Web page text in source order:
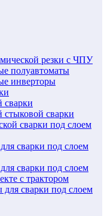
резки с ЧПУ
полуавтоматы
инверторы
сварки
сварки под слоем
сварки под слоем
сварки под слоем
с трактором
сварки под слоем